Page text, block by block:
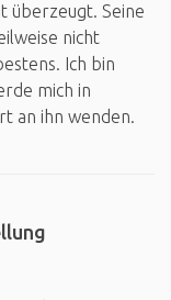
überzeugt. Seine
nicht
Ich bin
mich in
an ihn wenden.